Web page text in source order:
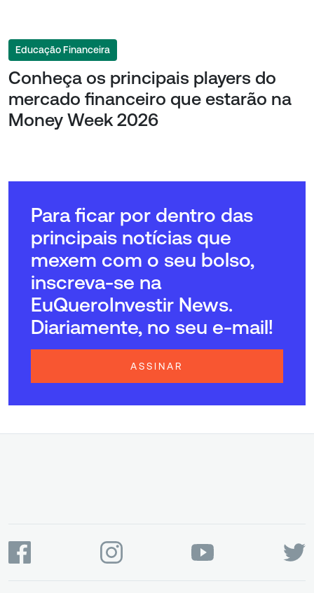
Educação Financeira
Conheça os principais players do
mercado financeiro que estarão na
Money Week 2026
Para ficar por dentro das
principais notícias que
mexem com o seu bolso,
inscreva-se na
EuQueroInvestir News.
Diariamente, no seu e-mail!
ASSINAR